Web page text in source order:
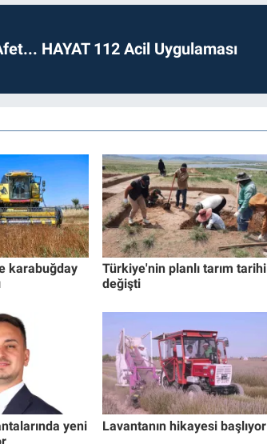
HAYAT 112 Acil Uygulaması
karabuğday
Türkiye'nin planlı tarım tarihi
değişti
yeni
Lavantanın hikayesi başlıyor